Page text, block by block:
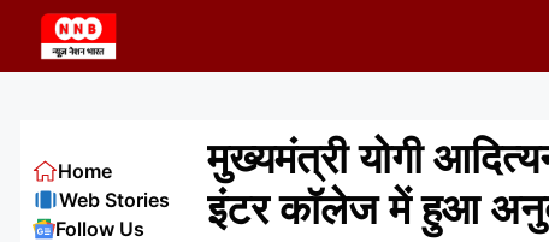
content
मुख्यमंत्री योगी
इंटर कॉलेज में हुआ
Home
Web Stories
Follow Us